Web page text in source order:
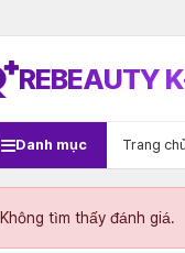
REBEAUTY
Danh mục Trang
Không tìm thấy đánh giá.